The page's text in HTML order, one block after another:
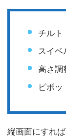
チルト
スイベ
高さ調
ピボ
縦画面にすれ